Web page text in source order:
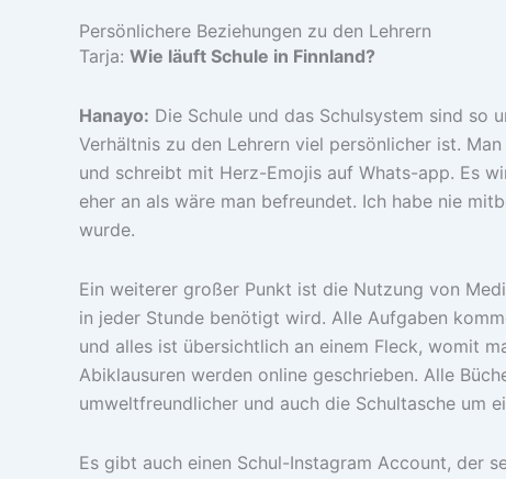
Persönlichere Beziehungen zu den Lehrern
Tarja: Wie läuft Schule in Finnland?
Hanayo: Die Schule und das Schulsystem sind so
Verhältnis zu den Lehrern viel persönlicher ist.
und schreibt mit Herz-Emojis auf Whats-app. Es
eher an als wäre man befreundet. Ich habe nie
wurde.
Ein weiterer großer Punkt ist die Nutzung von
in jeder Stunde benötigt wird. Alle Aufgaben
und alles ist übersichtlich an einem Fleck, womit
Abiklausuren werden online geschrieben. Alle
umweltfreundlicher und auch die Schultasche um
Es gibt auch einen Schul-Instagram Account, der